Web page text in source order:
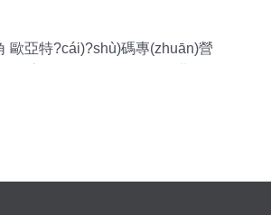
歐亞特?cái)?shù)碼專(zhuān)營